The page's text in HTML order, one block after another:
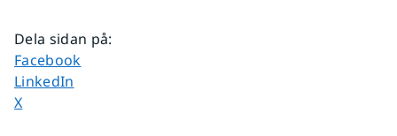
Dela sidan på:
Dela sidan på
Facebook
Dela sidan på
LinkedIn
Dela sidan på
X